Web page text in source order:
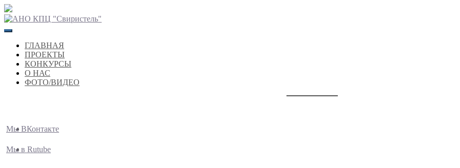
Перейти
к
ГЛАВНАЯ
ПРОЕКТЫ
КОНКУРСЫ
О НАС
ФОТО/ВИДЕО
Мы ВКонтакте
Мы в Rutube